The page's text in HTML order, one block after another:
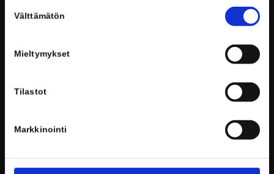
valinta
Välttämätön
Mieltymykset
Tilastot
Markkinointi
TYÖKALUJA OPISKELUUN
LASKUTUSOSOITTEET